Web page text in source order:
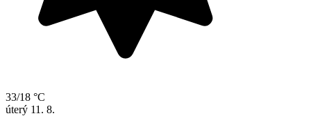
33/18 °C
úterý 11. 8.